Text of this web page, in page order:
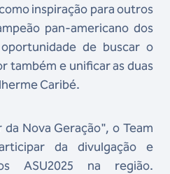
inspiração para outros
pan-americano dos
de buscar o
também e unificar as duas
Caribé.
Nova Geração", o Team
da divulgação e
ASU2025 na região.